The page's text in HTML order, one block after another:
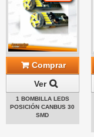
Comprar
Ver
1 BOMBILLA LEDS
POSICIÓN CANBUS 30
SMD